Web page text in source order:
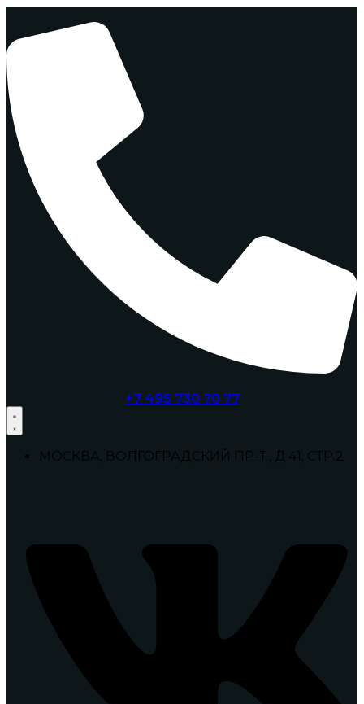
содержимому
+7 495 730 70 77
МОСКВА, ВОЛГОГРАДСКИЙ ПР-Т., Д.41, СТР.2